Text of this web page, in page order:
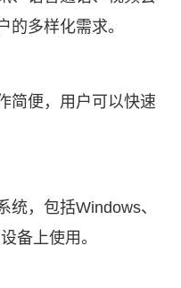
的多样化需求。
简便，用户可以快速
统，包括Windows、
备上使用。